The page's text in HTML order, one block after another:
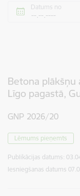
Datums no
Betona plākšņu
Līgo pagastā,
GNP 2026/20
Lēmums pieņemts
Publikācijas datums:
Iesniegšanas datums